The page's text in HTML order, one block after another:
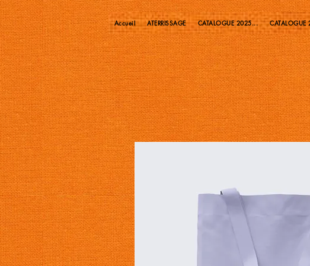
Accueil ATERRISSAGE CATALOGUE 2025...